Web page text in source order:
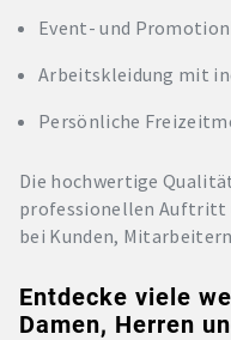
Event- und
Arbeitskleidung mit
Persönliche
Die hochwertige
professionellen Auftritt
bei Kunden,
Entdecke viele
Damen, Herren